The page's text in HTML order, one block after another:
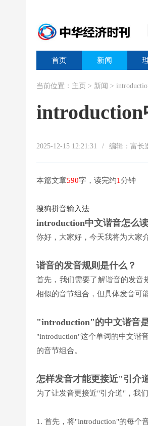
首页 新闻
当前位置： 主页 > 新闻 >
introduction
2025-12-15 12:21:31 / 编辑：富长
本篇文章590字，读完约1分钟
搜狗拼音输入法
introduction中文谐音怎么读
你好，大家好，今天我将为大家
谐音的发音规则是什么？
首先，我们需要了解谐音的发音
相似的音节组合，但具体发音可
"introduction"的中文谐音
"introduction"这个单词的中文谐
的音节组合。
怎样发音才能更接近"引介
为了让发音更接近"引介道"，我
1. 首先，将"introduction"的每个